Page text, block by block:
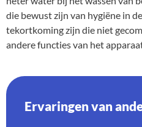
die bewust zijn van hygiëne in
tekortkoming zijn die niet
andere functies van het
Ervaringen van